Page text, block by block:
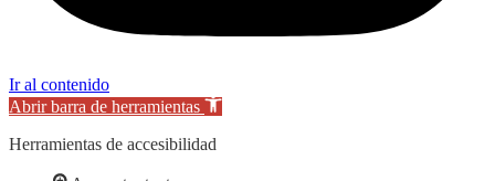
Ir al contenido
Abrir barra de herramientas
Herramientas de accesibilidad